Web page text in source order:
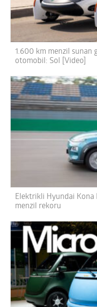
1.600 km menzil sunan
otomobil: Sol [Video]
Elektrikli Hyundai Kona
menzil rekoru